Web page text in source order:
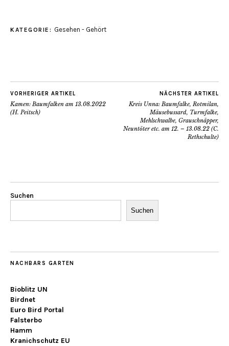
KATEGORIE: Gesehen - Gehört
VORHERIGER ARTIKEL
Kamen: Baumfalken am 13.08.2022
(H. Peitsch)
NÄCHSTER ARTIKEL
Kreis Unna: Baumfalke, Rotmilan,
Mäusebussard, Turmfalke,
Mehlschwalbe, Grauschnäpper,
Neuntöter etc. am 12. – 13.08.22 (C.
Rethschulte)
Suchen
Suchen
NACHBARS GARTEN
Bioblitz UN
Birdnet
Euro Bird Portal
Falsterbo
Hamm
Kranichschutz EU